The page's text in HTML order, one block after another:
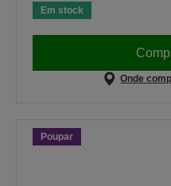
Em stock
Onde
Poupar